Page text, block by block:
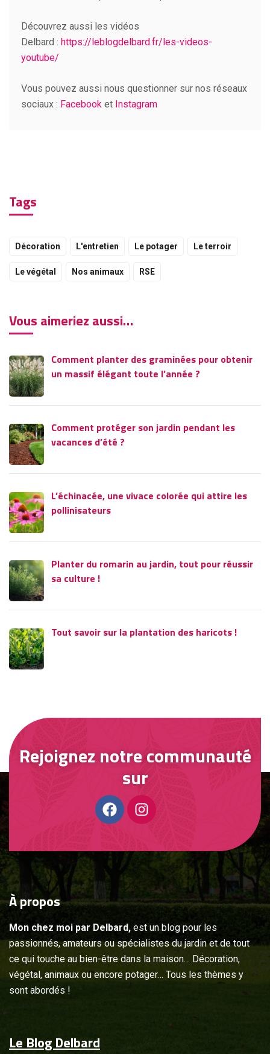
Découvrez aussi les vidéos
Delbard : https://leblogdelbard.fr/les-videos-
youtube/
Vous pouvez aussi nous questionner sur nos réseaux
sociaux : Facebook et Instagram
Tags
Décoration L'entretien Le potager Le terroir
Le végétal Nos animaux RSE
Vous aimeriez aussi…
Comment planter des graminées pour obtenir
un massif élégant toute l’année ?
Comment protéger son jardin pendant les
vacances d’été ?
L’échinacée, une vivace colorée qui attire les
pollinisateurs
Planter du romarin au jardin, tout pour réussir
sa culture !
Tout savoir sur la plantation des haricots !
Rejoignez notre communauté
sur
Àpropos
Mon chez moi par Delbard, est un blog pour les
passionnés, amateurs ou spécialistes du jardin et de tout
ce qui touche au bien-être dans la maison… Décoration,
végétal, animaux ou encore potager… Tous les thèmes y
sont abordés !
Le Blog Delbard